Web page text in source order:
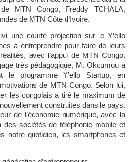
MTN Congo, Freddy TCHALA,
de MTN Côte d’Ivoire.
une courte projection sur le Y’ello
à entreprendre pour faire de leurs
avec l’appui de MTN Congo.
très pédagogique, M. Okoumou a
le programme Y’ello Startup, en
de MTN Congo. Selon lui,
les congolais a tiré le maximum de
construites dans le pays,
de l’économie numérique, avec la
des sociétés de téléphonie mobile et
notre quotidien, les smartphones et